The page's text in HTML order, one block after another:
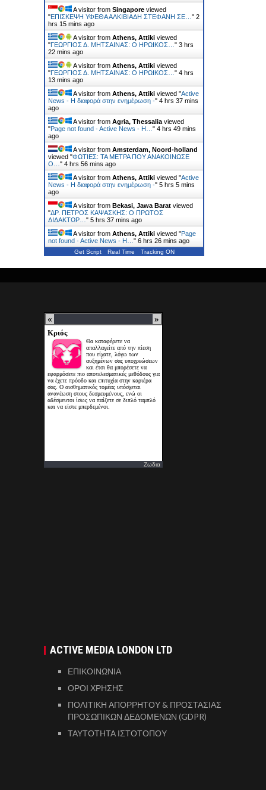
A visitor from Singapore viewed
"ΕΠΙΣΚΕΨΗ ΥΦΕΘΑ ΑΛΚΙΒΙΑΔΗ ΣΤΕΦΑΝΗ ΣΕ… " 2
hrs 15 mins ago
A visitor from Athens, Attiki viewed
"ΓΕΩΡΓΙΟΣ Δ. ΜΗΤΣΑΙΝΑΣ: Ο ΗΡΩΙΚΟΣ… " 3 hrs
22 mins ago
A visitor from Athens, Attiki viewed
"ΓΕΩΡΓΙΟΣ Δ. ΜΗΤΣΑΙΝΑΣ: Ο ΗΡΩΙΚΟΣ… " 4 hrs
13 mins ago
A visitor from Athens, Attiki viewed "Active
News - Η διαφορά στην ενημέρωση -" 4 hrs 37 mins
ago
A visitor from Agria, Thessalia viewed
"Page not found - Active News - Η… " 4 hrs 49 mins
ago
A visitor from Amsterdam, Noord-holland
viewed "ΦΩΤΙΕΣ: ΤΑ ΜΕΤΡΑ ΠΟΥ ΑΝΑΚΟΙΝΩΣΕ
Ο… " 4 hrs 56 mins ago
A visitor from Athens, Attiki viewed "Active
News - Η διαφορά στην ενημέρωση -" 5 hrs 5 mins
ago
A visitor from Bekasi, Jawa Barat viewed
"ΔΡ. ΠΕΤΡΟΣ ΚΑΨΑΣΚΗΣ: Ο ΠΡΩΤΟΣ
ΔΙΔΑΚΤΩΡ… " 5 hrs 37 mins ago
A visitor from Athens, Attiki viewed "Page
not found - Active News - Η… " 6 hrs 26 mins ago
Get Script Real Time Tracking ON
Ζωδια
ACTIVE MEDIA LONDON LTD
ΕΠΙΚΟΙΝΩΝΙΑ
ΟΡΟΙ ΧΡΗΣΗΣ
ΠΟΛΙΤΙΚΗ ΑΠΟΡΡΗΤΟΥ & ΠΡΟΣΤΑΣΙΑΣ
ΠΡΟΣΩΠΙΚΩΝ ΔΕΔΟΜΕΝΩΝ (GDPR)
ΤΑΥΤΟΤΗΤΑ ΙΣΤΟΤΟΠΟΥ